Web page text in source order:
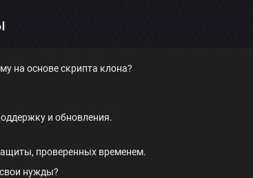
на основе скрипта клона?
и обновления.
проверенных временем.
нужды?